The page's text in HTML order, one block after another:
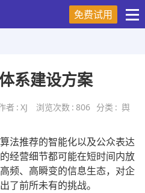
免费试用
系建设方案
者 : XJ 浏览次数 : 806 分类 : 舆
法推荐的智能化以及公众表达
经营细节都可能在短时间内放
频、高瞬变的信息生态，对企
了前所未有的挑战。